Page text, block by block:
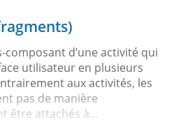
d’une activité qui
utilisateur en plusieurs
aux activités, les
pas de manière
être attachés à...